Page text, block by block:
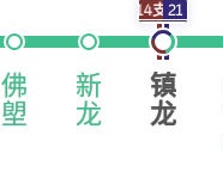
佛
塱
新
龙
14支 21
镇
龙